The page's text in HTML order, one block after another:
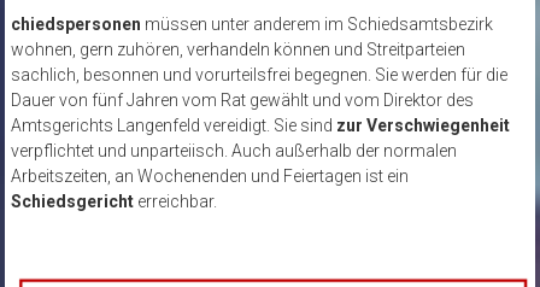
chiedspersonen müssen unter anderem im Schiedsamtsbezirk
wohnen, gern zuhören, verhandeln können und Streitparteien
sachlich, besonnen und vorurteilsfrei begegnen. Sie werden für die
Dauer von fünf Jahren vom Rat gewählt und vom Direktor des
Amtsgerichts Langenfeld vereidigt. Sie sind zur Verschwiegenheit
verpflichtet und unparteiisch. Auch außerhalb der normalen
Arbeitszeiten, an Wochenenden und Feiertagen ist ein
Schiedsgerichterreichbar.